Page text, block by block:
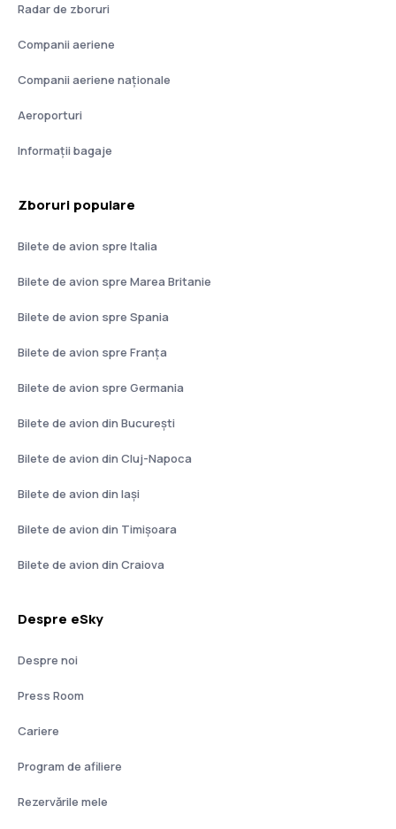
Radar de zboruri
Companii aeriene
Companii aeriene naţionale
Aeroporturi
Informații bagaje
Zboruri populare
Bilete de avion spre Italia
Bilete de avion spre Marea Britanie
Bilete de avion spre Spania
Bilete de avion spre Franţa
Bilete de avion spre Germania
Bilete de avion din București
Bilete de avion din Cluj-Napoca
Bilete de avion din Iași
Bilete de avion din Timișoara
Bilete de avion din Craiova
Despre eSky
Despre noi
Press Room
Cariere
Program de afiliere
Rezervările mele